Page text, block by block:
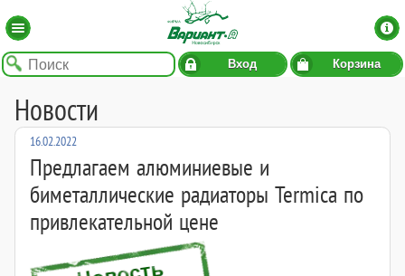
Вход Корзина
Новости
16.02.2022
Предлагаем алюминиевые и
биметаллические радиаторы Termica по
привлекательной цене